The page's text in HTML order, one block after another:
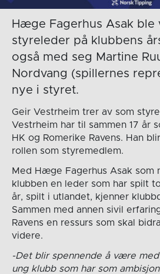
Hæge Fagerhus Asak ble
styreleder på klubbens
også med seg Martine
Nordvang (spillernes
nye i styret.
Geir Vestrheim trer av som
Vestrheim har til sammen 17 år
HK og Romerike Ravens. Han
rollen som styremedlem.
Med Hæge Fagerhus Asak som
klubben en leder som har spilt
år, spilt i utlandet, kjenner
Sammen med annen sivil
Ravens en ressurs som skal
videre.
-Det blir spennende å være
ung klubb som har som